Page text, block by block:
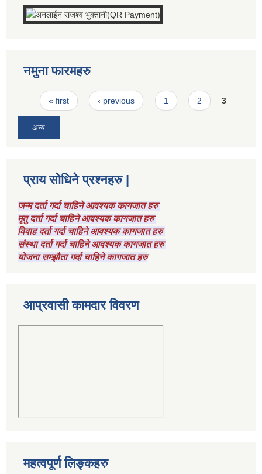
नमुना फारमहरु
Pages
« first ‹ previous 1 2 3
अन्य
प्राय सोधिने प्रश्नहरु |
जन्म दर्ता गर्दा चाहिने आवश्यक कागजात हरु
मृतु दर्ता गर्दा चाहिने आवश्यक कागजात हरु
विवाह दर्ता गर्दा चाहिने आवश्यक कागजात हरु
संस्था दर्ता गर्दा चाहिने आवश्यक कागजात हरु
योजना सम्झौता गर्दा चाहिने कागजात हरु
आप्रवासी कामदार विवरण
महत्वपूर्ण लिङ्कहरु